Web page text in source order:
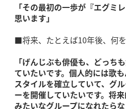
「その最初の一歩が『エグミ
思います」
■将来、たとえば10年後、何
「げんじぶも俳優も、どっち
ていたいです。個人的には歌
スタイルを確立していて、グ
ーを開催していたいです。将
みたいなグループになれたら